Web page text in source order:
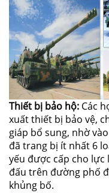
Thiết bị bảo hộ: Các
xuất thiết bị bảo vệ,
giáp bổ sung, nhờ
đã trang bị ít nhất 6
yếu được cấp cho lực
đấu trên đường phố
khủng bố.